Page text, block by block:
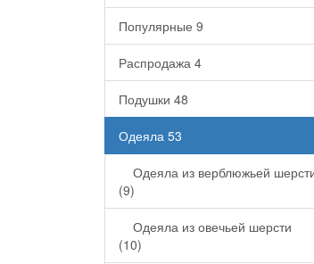
Популярные 9
Распродажа 4
Подушки 48
Одеяла 53
Одеяла из верблюжьей
(9)
Одеяла из овечьей шерсти
(10)